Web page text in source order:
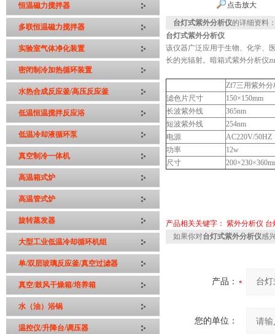
恒温磁力搅拌器
多联恒温磁力搅拌器
实验室气体净化装置
密闭制冷加热循环装置
水热合成反应釜/高压反应釜
低温恒温搅拌反应浴
低温冷却液循环泵
真空制冷一体机
高温箱式炉
高温管式炉
旋转蒸发器
大型工业低温冷却循环机组
单/双层玻璃反应釜/真空过滤器
真空/鼓风干燥箱/培养箱
水（油）浴锅
温控仪/升降台/调压器
点击放大
台灯式紫外分析仪的详细资料
台灯式紫外分析仪
该仪器广泛应用于生物、化学、
长的光辐射。暗箱式紫外分析仪
Zf7三用紫外分
滤色片尺寸
150×150mm
长波紫外线
365nm
短波紫外线
254nm
电源
AC220V/50HZ
功率
12w
尺寸
产品相关关键字： 紫外分析仪 台
如果你对台灯式紫外分析仪感
产品：
您的单位：